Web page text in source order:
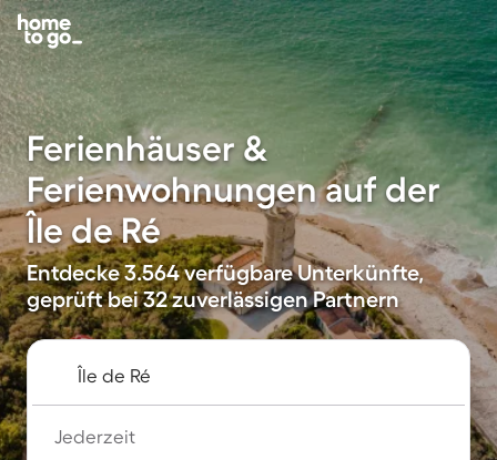
Ferienhäuser &
Ferienwohnungen auf der
Île de Ré
Entdecke 3.564 verfügbare Unterkünfte,
geprüft bei 32 zuverlässigen Partnern
Jederzeit